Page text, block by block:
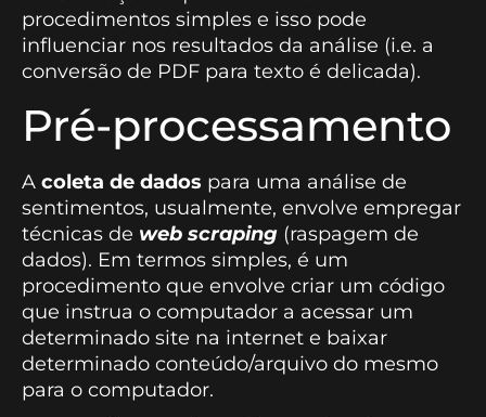
procedimentos simples e isso pode
influenciar nos resultados da análise (i.e. a
conversão de PDF para texto é delicada).
Pré-processamento
A coleta de dados para uma análise de
sentimentos, usualmente, envolve empregar
técnicas de web scraping (raspagem de
dados). Em termos simples, é um
procedimento que envolve criar um código
que instrua o computador a acessar um
determinado site na internet e baixar
determinado conteúdo/arquivo do mesmo
para o computador.